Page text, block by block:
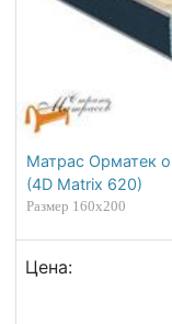
Матрас Орматек
(4D Matrix 620)
Размер 160х200
Цена: